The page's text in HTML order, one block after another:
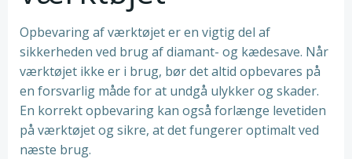
Opbevaring af værktøjet er en vigtig del af
sikkerheden ved brug af diamant- og kædesave. Når
værktøjet ikke er i brug, bør det altid opbevares på
en forsvarlig måde for at undgå ulykker og skader.
En korrekt opbevaring kan også forlænge levetiden
på værktøjet og sikre, at det fungerer optimalt ved
næste brug.